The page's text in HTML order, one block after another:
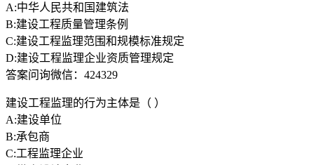
A:中华人民共和国建筑法
B:建设工程质量管理条例
C:建设工程监理范围和规模标准规定
D:建设工程监理企业资质管理规定
答案问询微信：424329
建设工程监理的行为主体是（ ）
A:建设单位
B:承包商
C:工程监理企业